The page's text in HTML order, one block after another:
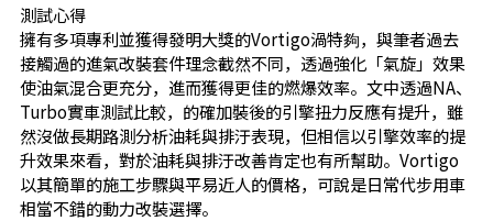
測試心得
擁有多項專利並獲得發明大獎的Vortigo渦特夠，與筆者過去
接觸過的進氣改裝套件理念截然不同，透過強化「氣旋」效果
使油氣混合更充分，進而獲得更佳的燃爆效率。文中透過NA、
Turbo實車測試比較，的確加裝後的引擎扭力反應有提升，雖
然沒做長期路測分析油耗與排汙表現，但相信以引擎效率的提
升效果來看，對於油耗與排汙改善肯定也有所幫助。Vortigo
以其簡單的施工步驟與平易近人的價格，可說是日常代步用車
相當不錯的動力改裝選擇。